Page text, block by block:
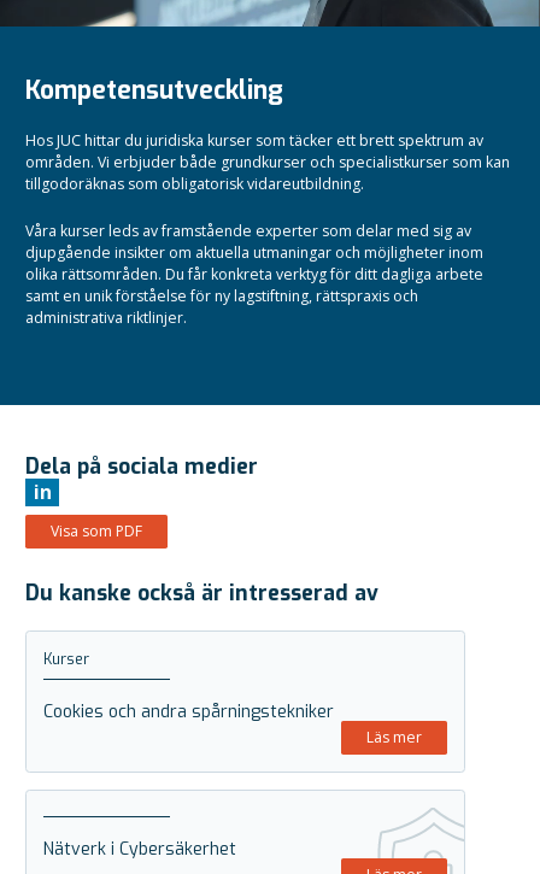
Kompetensutveckling
Hos JUC hittar du juridiska kurser som täcker ett brett spektrum av
områden. Vi erbjuder både grundkurser och specialistkurser som kan
tillgodoräknas som obligatorisk vidareutbildning.
Våra kurser leds av framstående experter som delar med sig av
djupgående insikter om aktuella utmaningar och möjligheter inom
olika rättsområden. Du får konkreta verktyg för ditt dagliga arbete
samt en unik förståelse för ny lagstiftning, rättspraxis och
administrativa riktlinjer.
Dela på sociala medier
in
Visa som PDF
Du kanske också är intresserad av
Kurser
Cookies och andra spårningstekniker
Läs mer
Nätverk i Cybersäkerhet